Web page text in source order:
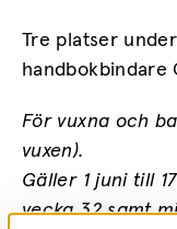
Tre platser
handbokbindare
För vuxna och
vuxen).
Gäller 1 juni till
vecka 32 samt